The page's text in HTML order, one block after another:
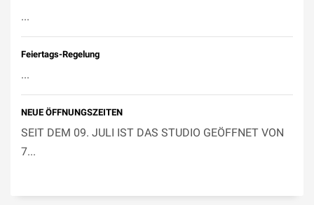
...
Feiertags-Regelung
...
NEUE ÖFFNUNGSZEITEN
SEIT DEM 09. JULI IST DAS STUDIO GEÖFFNET VON
7...